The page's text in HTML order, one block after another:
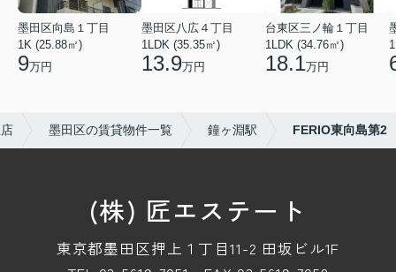
墨田区向島１丁目
1K (25.88㎡)
9万円
墨田区八広４丁目
1LDK (35.35㎡)
13.9万円
台東区三ノ輪１丁目
1LDK (34.76㎡)
18.1万円
墨田区の賃貸物件一覧 鐘ヶ淵駅 FERIO東向島第2
(株) 匠エステート
東京都墨田区押上１丁目11-2 田坂ビル1F